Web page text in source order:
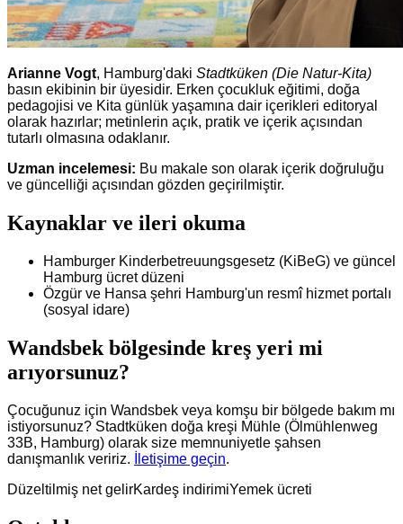
Arianne Vogt, Hamburg'daki Stadtküken (Die Natur-Kita)
basın ekibinin bir üyesidir. Erken çocukluk eğitimi, doğa
pedagojisi ve Kita günlük yaşamına dair içerikleri editoryal
olarak hazırlar; metinlerin açık, pratik ve içerik açısından
tutarlı olmasına odaklanır.
Uzman incelemesi: Bu makale son olarak içerik doğruluğu
ve güncelliği açısından gözden geçirilmiştir.
Kaynaklar ve ileri okuma
Hamburger Kinderbetreuungsgesetz (KiBeG) ve güncel
Hamburg ücret düzeni
Özgür ve Hansa şehri Hamburg'un resmî hizmet portalı
(sosyal idare)
Wandsbek bölgesinde kreş yeri mi
arıyorsunuz?
Çocuğunuz için Wandsbek veya komşu bir bölgede bakım mı
istiyorsunuz? Stadtküken doğa kreşi Mühle (Ölmühlenweg
33B, Hamburg) olarak size memnuniyetle şahsen
danışmanlık veririz.
İletişime geçin.
Düzeltilmiş net gelirKardeş indirimiYemek ücreti